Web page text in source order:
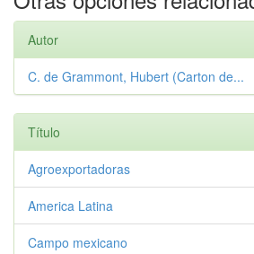
Autor
C. de Grammont, Hubert (Carton de...
Título
Agroexportadoras
America Latina
Campo mexicano